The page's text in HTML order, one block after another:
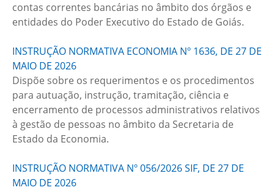
contas correntes bancárias no âmbito dos órgãos e
entidades do Poder Executivo do Estado de Goiás.
INSTRUÇÃO NORMATIVA ECONOMIA Nº 1636, DE 27 DE
MAIO DE 2026
Dispõe sobre os requerimentos e os procedimentos
para autuação, instrução, tramitação, ciência e
encerramento de processos administrativos relativos
à gestão de pessoas no âmbito da Secretaria de
Estado da Economia.
INSTRUÇÃO NORMATIVA Nº 056/2026 SIF, DE 27 DE
MAIO DE 2026